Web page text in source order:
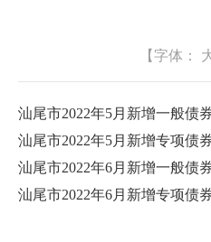
【字体：
汕尾市2022年5月新增一般债
汕尾市2022年5月新增专项债
汕尾市2022年6月新增一般债
汕尾市2022年6月新增专项债